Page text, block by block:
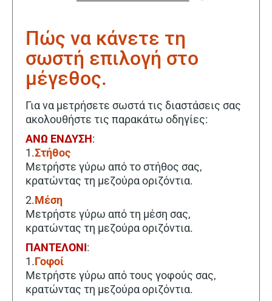
Πώς να κάνετε τη
σωστή επιλογή στο
μέγεθος.
Για να μετρήσετε σωστά τις διαστάσεις σας
ακολουθήστε τις παρακάτω οδηγίες:
ΑΝΩ ΕΝΔΥΣΗ:
1.Στήθος
Μετρήστε γύρω από το στήθος σας,
κρατώντας τη μεζούρα οριζόντια.
2.Μέση
Μετρήστε γύρω από τη μέση σας,
κρατώντας τη μεζούρα οριζόντια.
ΠΑΝΤΕΛΟΝΙ:
1.Γοφοί
Μετρήστε γύρω από τους γοφούς σας,
κρατώντας τη μεζούρα οριζόντια.